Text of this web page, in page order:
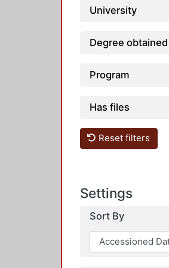
University
Degree obtained
Program
Has files
Reset filters
Settings
Sort By